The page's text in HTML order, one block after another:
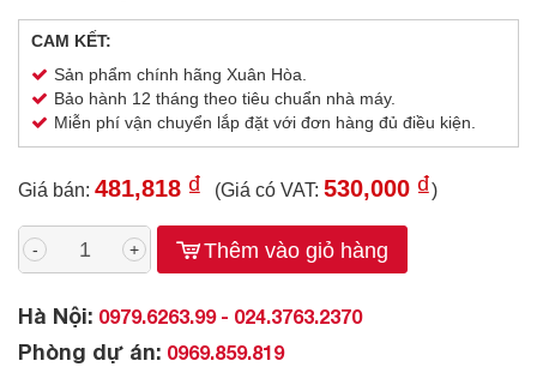
CAM KẾT:
Sản phẩm chính hãng Xuân Hòa.
Bảo hành 12 tháng theo tiêu chuẩn nhà máy.
Miễn phí vận chuyển lắp đặt với đơn hàng đủ điều kiện.
Giá bán: 481,818 ₫ (Giá có VAT: 530,000 ₫)
- + Thêm vào giỏ hàng
Hà Nội: 0979.6263.99 - 024.3763.2370
Phòng dự án: 0969.859.819